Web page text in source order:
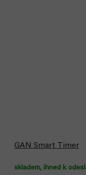
GAN Smart Timer
skladem, ihned k